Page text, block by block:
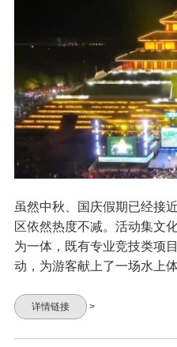
虽然中秋、国庆假期已经接
区依然热度不减。活动集文
为一体，既有专业竞技类项
动，为游客献上了一场水上体
详情链接 >